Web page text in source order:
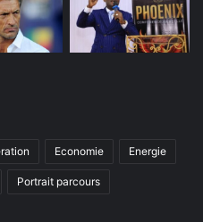
Economie Energie
Portrait parcours